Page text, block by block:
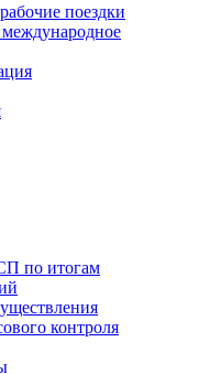
поездки
по итогам
контроля